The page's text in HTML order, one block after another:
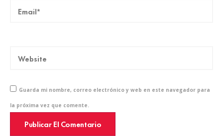
Guarda mi nombre, correo electrónico y web en este navegador para
la próxima vez que comente.